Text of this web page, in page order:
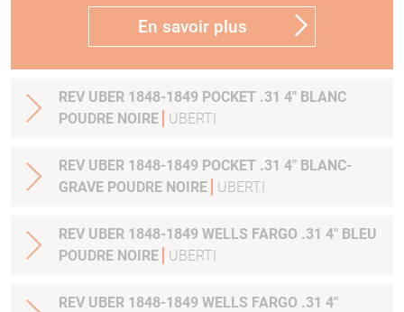
En savoir plus
REV UBER 1848-1849 POCKET .31 4" BLANC
POUDRE NOIRE
UBERTI
REV UBER 1848-1849 POCKET .31 4" BLANC-
GRAVE POUDRE NOIRE
UBERTI
REV UBER 1848-1849 WELLS FARGO .31 4" BLEU
POUDRE NOIRE
UBERTI
REV UBER 1848-1849 WELLS FARGO .31 4"